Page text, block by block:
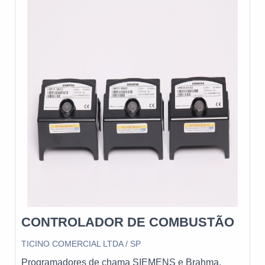
diferenciando dentro de seu segmento, a empresa
consegue também proporcionar um atendimento
cuidadoso e que busca a satisfação do cliente. A PS
Combustão é uma empresa que tem sido apontada
de forma positiva no segmento por toda seriedade e
qualidade, o que garante uma entrega de excelência
de ponta a ponta.
de acordo com a necessidade do cliente. A Nofor se
destaca pelo bom atendimento e está sempre
disponível para atender às solicitações dos seus
clientes.
CONTROLADOR DE COMBUSTÃO
TICINO COMERCIAL LTDA / SP
Programadores de chama SIEMENS e Brahma,